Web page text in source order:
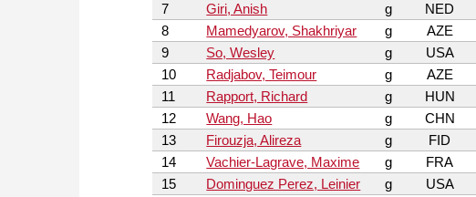
7
Giri, Anish g NED
8
Mamedyarov, Shakhriyar g AZE
9
So, Wesley g USA
10
Radjabov, Teimour g AZE
11
Rapport, Richard g HUN
12
Wang, Hao g CHN
13
Firouzja, Alireza g FID
14
Vachier-Lagrave, Maxime g FRA
15
Dominguez Perez, Leinier g USA